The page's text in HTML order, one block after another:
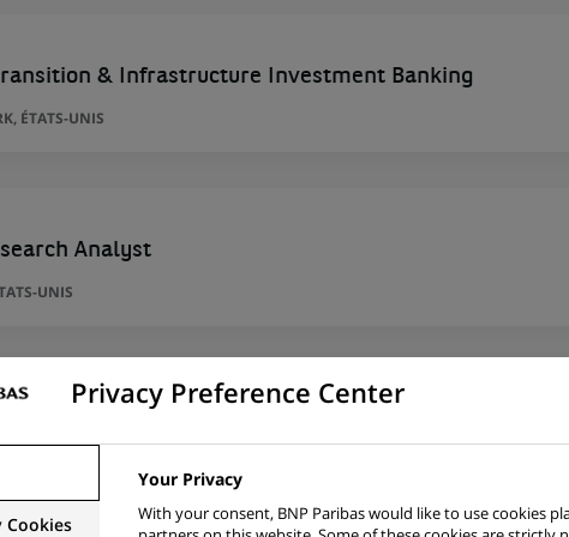
& Infrastructure Investment Banking
ÉTATS-UNIS
Analyst
UNIS
(Client Finance - Birmingham)
UNI
Privacy Preference Center
Cookies
Your Privacy
With your consent, BNP Paribas would like to use cookies